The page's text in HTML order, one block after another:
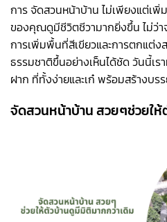
การ จัดสวนหน้าบ้าน ไม่เพียงแต่เ
ของคุณดูมีชีวิตชีวามากยิ่งขึ้น ไม่ว่า
การเพิ่มพื้นที่สีเขียวและการตกแต่ง
ธรรมชาติขึ้นอย่างเห็นได้ชัด วันนี้เร
ฝาก ที่ทั้งง่ายและเก๋ พร้อมสร้างบ
จัดสวนหน้าบ้าน สวยๆช่วยใ